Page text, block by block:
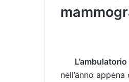
L’ambulatorio
nell’anno